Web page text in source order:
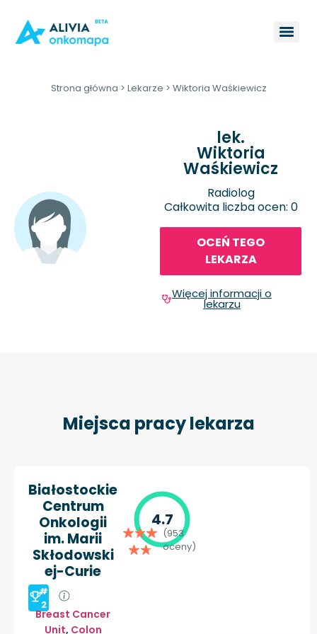
Strona główna > Lekarze > Wiktoria Waśkiewicz
lek.
Wiktoria
Waśkiewicz
Radiolog
Całkowita liczba ocen: 0
OCEŃ TEGO
LEKARZA
Więcej informacji o
lekarzu
Miejsca pracy lekarza
Białostockie
Centrum
Onkologii
im. Marii
Skłodowski
ej-Curie
#
2
Breast Cancer
Unit, Colon
4.7
(953
oceny)